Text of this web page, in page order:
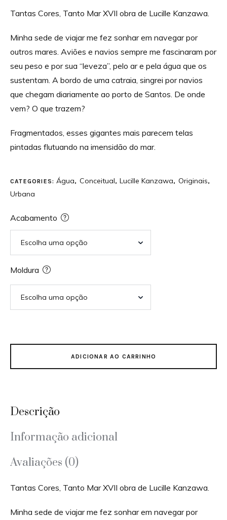
Tantas Cores, Tanto Mar XVII obra de Lucille Kanzawa.
Minha sede de viajar me fez sonhar em navegar por
outros mares. Aviões e navios sempre me fascinaram por
seu peso e por sua “leveza”, pelo ar e pela água que os
sustentam. A bordo de uma catraia, singrei por navios
que chegam diariamente ao porto de Santos. De onde
vem? O que trazem?
Fragmentados, esses gigantes mais parecem telas
pintadas flutuando na imensidão do mar.
CATEGORIES:Água, Conceitual, Lucille Kanzawa, Originais,
Urbana
Acabamento
Moldura
ADICIONAR AO CARRINHO
Descrição
Informação adicional
Avaliações (0)
Tantas Cores, Tanto Mar XVII obra de Lucille Kanzawa.
Minha sede de viajar me fez sonhar em navegar por